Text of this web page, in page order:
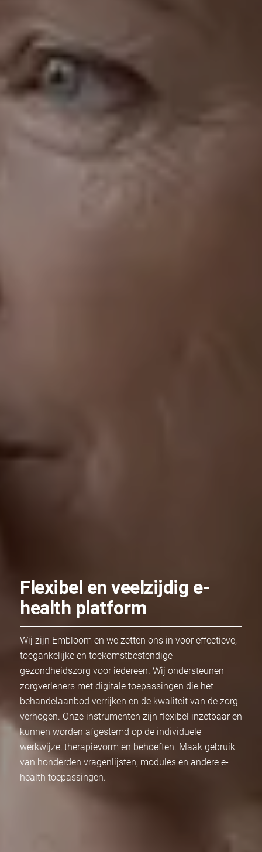
Flexibel en veelzijdig e-
health platform
Wij zijn Embloom en we zetten ons in voor effectieve,
toegankelijke en toekomstbestendige
gezondheidszorg voor iedereen. Wij ondersteunen
zorgverleners met digitale toepassingen die het
behandelaanbod verrijken en de kwaliteit van de zorg
verhogen. Onze instrumenten zijn flexibel inzetbaar en
kunnen worden afgestemd op de individuele
werkwijze, therapievorm en behoeften. Maak gebruik
van honderden vragenlijsten, modules en andere e-
health toepassingen.